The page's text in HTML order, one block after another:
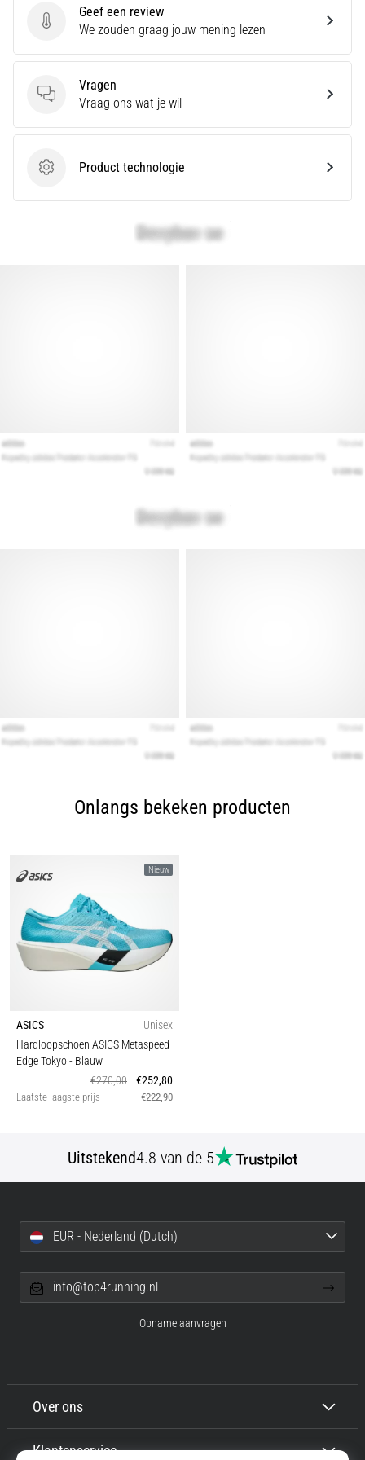
artikelen
Geef een review
Geef een review
We zouden graag jouw mening lezen
Vragen
Vragen
Vraag ons wat je wil
Product technologie
Product technologie
Onlangs bekeken producten
Nieuw
ASICS
Unisex
Hardloopschoen ASICS Metaspeed
Edge Tokyo- Blauw
€270,00
€252,80
Laatste laagste prijs €222,90
Uitstekend4.8 van de 5
Over ons
Klantenservice
EUR - Nederland (Dutch)
info@top4running.nl
Opname aanvragen